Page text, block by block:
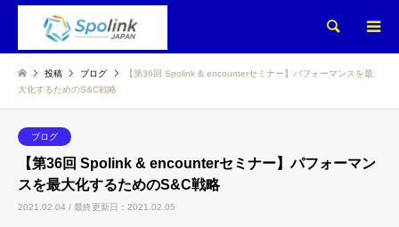
検索
投稿 ブログ
【第36回 Spolink & encounterセミナー】パフォーマンスを最
大化するためのS&C戦略
ブログ
【第36回 Spolink & encounterセミナー】パフォーマン
スを最大化するためのS&C戦略
2021.02.04 / 最終更新日：2021.02.05